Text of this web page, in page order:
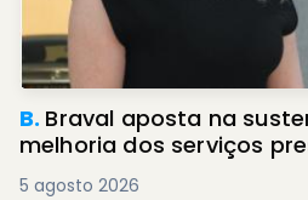
B. Braval aposta na
melhoria dos serviços
5 agosto 2026